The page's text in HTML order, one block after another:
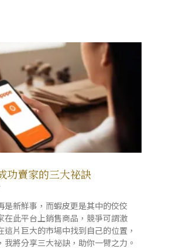
功賣家的三大祕訣
是新鮮事，而蝦皮更是其中的佼佼
在此平台上銷售商品，競爭可謂激
片巨大的市場中找到自己的位置，
我將分享三大祕訣，助你一臂之力。